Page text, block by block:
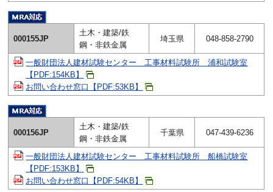
000155JP
土木・建築/鉄
鋼・非鉄金属
埼玉県 048-858-2790
一般財団法人建材試験センター 工事材料試験所 浦和試験室
【PDF:154KB】
お問い合わせ窓口【PDF:53KB】
000156JP
土木・建築/鉄
鋼・非鉄金属
千葉県 047-439-6236
一般財団法人建材試験センター 工事材料試験所 船橋試験室
【PDF:153KB】
お問い合わせ窓口【PDF:54KB】